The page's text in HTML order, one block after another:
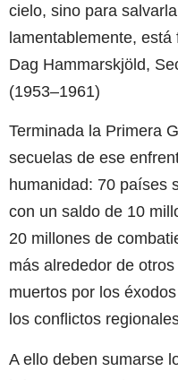
cielo, sino para
lamentablemente, está
Dag Hammarskjöld,
(1953–1961)
Terminada la Primera
secuelas de ese
humanidad: 70 países
con un saldo de 10
20 millones de
más alrededor de
muertos por los
los conflictos
A ello deben sumarse